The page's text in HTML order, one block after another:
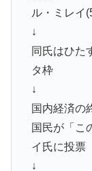
ル・ミレイ
↓
同氏はひた
タ枠
↓
国内経済の
国民が「こ
イ氏に投票
↓